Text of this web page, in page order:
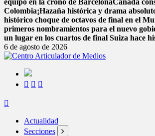
equipo en la crono de BarcelonaCanadá
Colombia¡Hazaña histórica y drama
histórico choque de octavos de final en el
primeros nombramientos para el nuevo
un lugar en los cuartos de final Suiza hace
6 de agosto de 2026
Actualidad
Secciones